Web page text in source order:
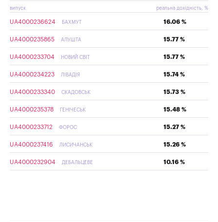
випуск реальна дохідність, %
UA4000236624 БАХМУТ 16.06 %
UA4000235865 АЛУШТА 15.77 %
UA4000233704 НОВИЙ СВІТ 15.77 %
UA4000234223 ЛІВАДІЯ 15.74 %
UA4000233340 СКАДОВСЬК 15.73 %
UA4000235378 ГЕНІЧЕСЬК 15.48 %
UA4000233712 ФОРОС 15.27 %
UA4000237416 ЛИСИЧАНСЬК 15.26 %
UA4000232904 ДЕБАЛЬЦЕВЕ 10.16 %